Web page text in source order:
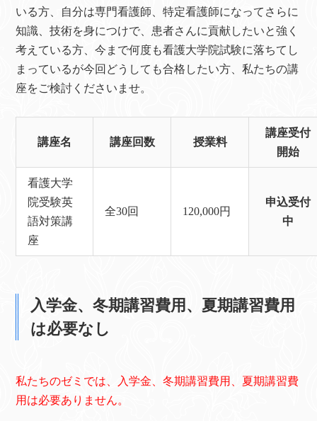
いる方、自分は専門看護師、特定看護師になってさらに
知識、技術を身につけで、患者さんに貢献したいと強く
考えている方、今まで何度も看護大学院試験に落ちてし
まっているが今回どうしても合格したい方、私たちの講
座をご検討くださいませ。
講座名 講座回数 授業料
講座受付
開始
看護大学
院受験英
語対策講
座
全30回 120,000円
申込受付
中
入学金、冬期講習費用、夏期講習費用
は必要なし
私たちのゼミでは、入学金、冬期講習費用、夏期講習費
用は必要ありません。